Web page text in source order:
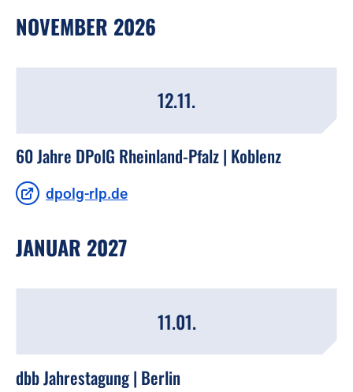
NOVEMBER 2026
12.11.
60 Jahre DPolG Rheinland-Pfalz | Koblenz
dpolg-rlp.de
JANUAR 2027
11.01.
dbb Jahrestagung | Berlin